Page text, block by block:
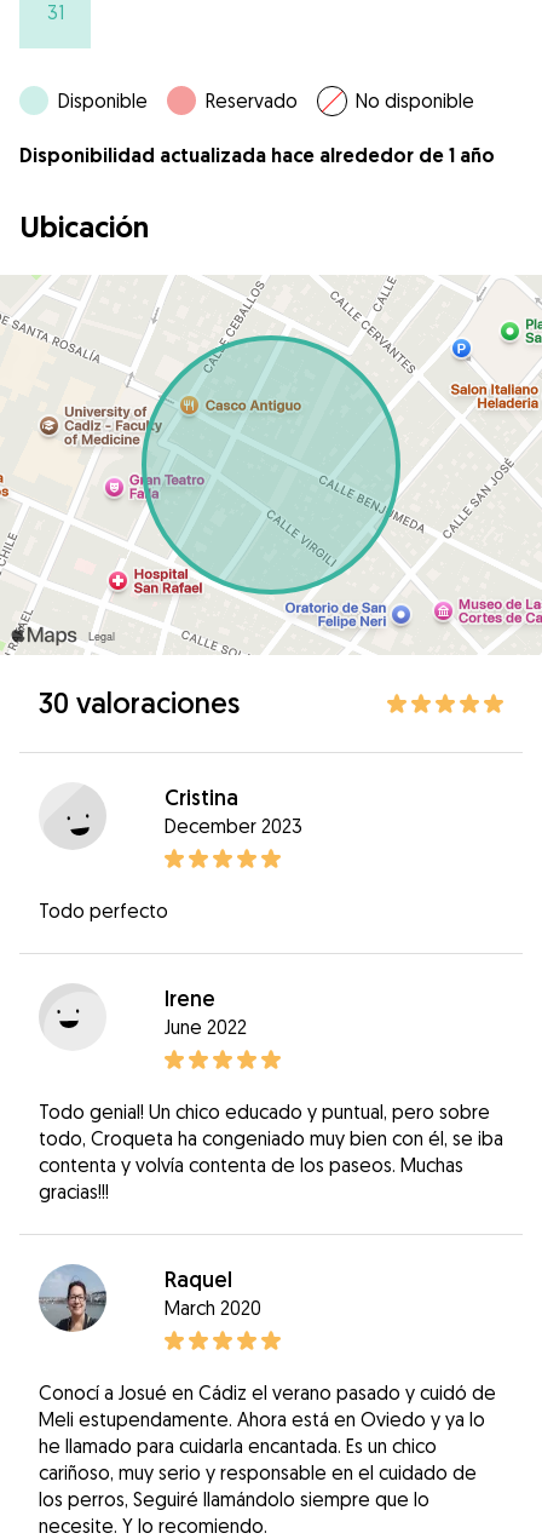
31
Disponible Reservado No disponible
Disponibilidad actualizada hace alrededor de 1 año
Ubicación
30 valoraciones
Cristina
December 2023
Todo perfecto
Irene
June 2022
Todo genial! Un chico educado y puntual, pero sobre
todo, Croqueta ha congeniado muy bien con él, se iba
contenta y volvía contenta de los paseos. Muchas
gracias!!!
Raquel
March 2020
Conocí a Josué en Cádiz el verano pasado y cuidó de
Meli estupendamente. Ahora está en Oviedo y ya lo
he llamado para cuidarla encantada. Es un chico
cariñoso, muy serio y responsable en el cuidado de
los perros, Seguiré llamándolo siempre que lo
necesite. Y lo recomiendo.